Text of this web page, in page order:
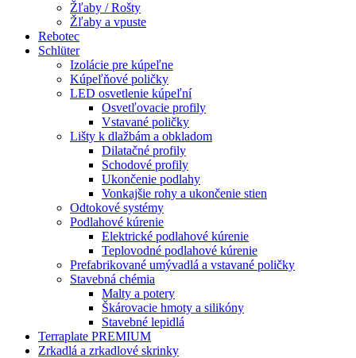
Žľaby / Rošty
Žľaby a vpuste
Rebotec
Schlüter
Izolácie pre kúpeľne
Kúpeľňové poličky
LED osvetlenie kúpeľní
Osvetľovacie profily
Vstavané poličky
Lišty k dlažbám a obkladom
Dilatačné profily
Schodové profily
Ukončenie podlahy
Vonkajšie rohy a ukončenie stien
Odtokové systémy
Podlahové kúrenie
Elektrické podlahové kúrenie
Teplovodné podlahové kúrenie
Prefabrikované umývadlá a vstavané poličky
Stavebná chémia
Malty a potery
Škárovacie hmoty a silikóny
Stavebné lepidlá
Terraplate PREMIUM
Zrkadlá a zrkadlové skrinky